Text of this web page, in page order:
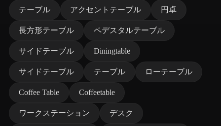
テーブル アクセントテーブル 円卓
長方形テーブル ペデスタルテーブル
サイドテーブル Diningtable
サイドテーブル テーブル ローテーブル
Coffee Table Coffeetable
ワークステーション デスク